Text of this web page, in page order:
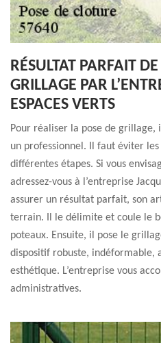
RÉSULTAT PARFAIT
GRILLAGE PAR
ESPACES VERTS
Pour réaliser la pose de
un professionnel. Il faut éviter
différentes étapes. Si vous
adressez-vous à l’entreprise
assurer un résultat parfait, son
terrain. Il le délimite et coule le
poteaux. Ensuite, il pose le
dispositif robuste, indéformable,
esthétique. L’entreprise vous
administratives.